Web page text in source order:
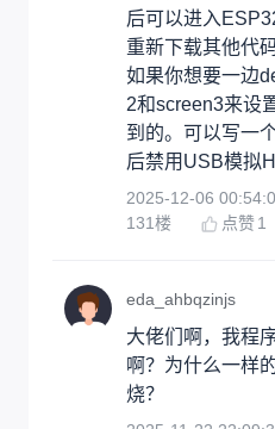
后可以进入
重新下载其他代码
如果你想要一边
2和screen3来设
到的。可以写一
后禁用USB模拟
2025-12-06
131楼 点赞 1
eda_ahbqzinjs
大佬们啊，我程
啊？为什么一样
烧？